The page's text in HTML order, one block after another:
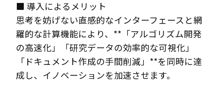
■ 導入によるメリット
思考を妨げない直感的なインターフェースと網
羅的な計算機能により、**「アルゴリズム開発
の高速化」「研究データの効率的な可視化」
「ドキュメント作成の手間削減」**を同時に達
成し、イノベーションを加速させます。